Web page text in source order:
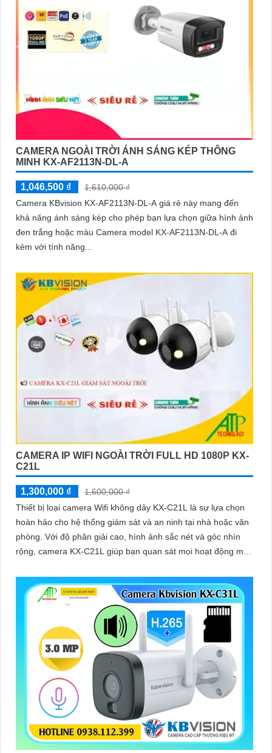
CAMERA NGOÀI TRỜI ÁNH SÁNG KÉP THÔNG
MINH KX-AF2113N-DL-A
1,046,500 ₫
1,610,000 ₫
Camera KBvision KX-AF2113N-DL-A giá rẻ này mang đến
khả năng ánh sáng kép cho phép bạn lựa chọn giữa hình ảnh
đen trắng hoặc màu Camera model KX-AF2113N-DL-A đi
kèm với tính năng...
CAMERA IP WIFI NGOÀI TRỜI FULL HD 1080P KX-
C21L
1,300,000 ₫
1,600,000 ₫
Thiết bị loại camera Wifi không dây KX-C21L là sự lựa chọn
hoàn hảo cho hệ thống giám sát và an ninh tại nhà hoặc văn
phòng. Với độ phân giải cao, hình ảnh sắc nét và góc nhìn
rộng, camera KX-C21L giúp bạn quan sát mọi hoạt động một